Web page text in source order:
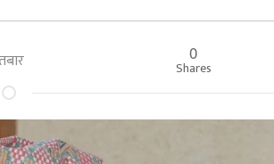
0
Shares